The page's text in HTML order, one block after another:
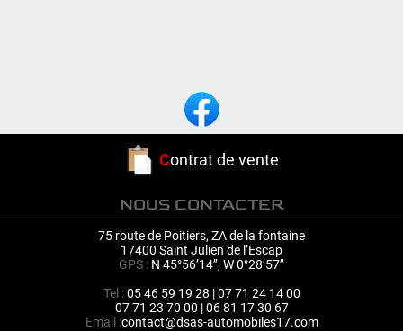
Contrat de vente
NOUS CONTACTER
75 route de Poitiers, ZA de la fontaine
17400 Saint Julien de l’Escap
GPS : N 45°56’14’’, W 0°28’57’’
Tel :05 46 59 19 28 | 07 71 24 14 00
07 71 23 70 00 | 06 81 17 30 67
Email :contact@dsas-automobiles17.com